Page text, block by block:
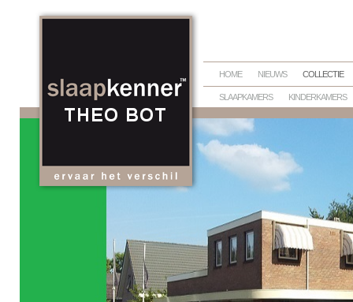
HOME NIEUWS COLLECTIE
SLAAPKAMERS KINDERKAMERS
BEDTEXTIEL